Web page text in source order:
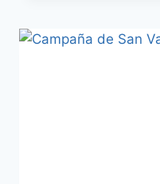
CITROËN
AUSOL